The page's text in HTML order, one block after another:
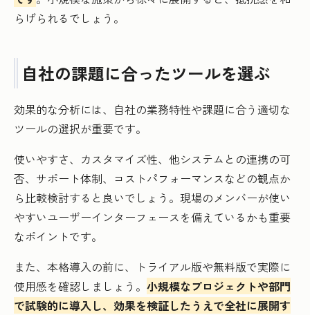
らげられるでしょう。
自社の課題に合ったツールを選ぶ
効果的な分析には、自社の業務特性や課題に合う適切な
ツールの選択が重要です。
使いやすさ、カスタマイズ性、他システムとの連携の可
否、サポート体制、コストパフォーマンスなどの観点か
ら比較検討すると良いでしょう。現場のメンバーが使い
やすいユーザーインターフェースを備えているかも重要
なポイントです。
また、本格導入の前に、トライアル版や無料版で実際に
使用感を確認しましょう。 小規模なプロジェクトや部門
で試験的に導入し、効果を検証したうえで全社に展開す